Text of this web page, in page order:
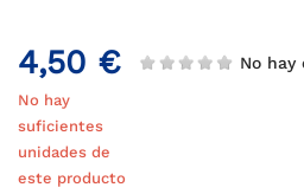
4,50 € No hay
No hay
suficientes
unidades de
este producto